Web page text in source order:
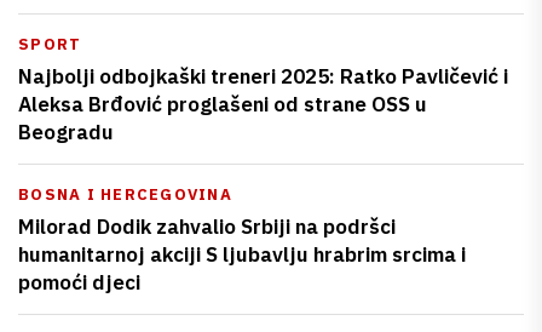
SPORT
Najbolji odbojkaški treneri 2025: Ratko Pavličević i
Aleksa Brđović proglašeni od strane OSS u
Beogradu
BOSNA I HERCEGOVINA
Milorad Dodik zahvalio Srbiji na podršci
humanitarnoj akciji S ljubavlju hrabrim srcima i
pomoći djeci